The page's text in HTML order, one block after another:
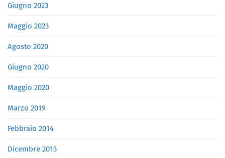
Giugno 2023
Maggio 2023
Agosto 2020
Giugno 2020
Maggio 2020
Marzo 2019
Febbraio 2014
Dicembre 2013